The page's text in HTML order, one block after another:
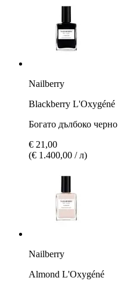
Nailberry
Blackberry L'Oxygéné
Богато дълбоко черно
€ 21,00
(€ 1.400,00 / л)
Nailberry
Almond L'Oxygéné